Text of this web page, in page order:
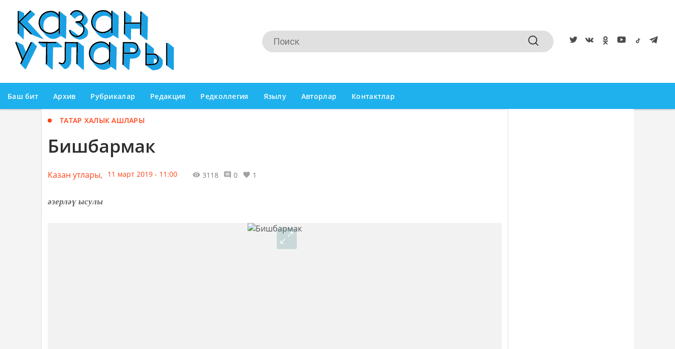
Баш бит Архив Рубрикалар Редакция Редколлегия Язылу Авторлар Контактлар
ТАТАР ХАЛЫК АШЛАРЫ
Бишбармак
Казан утлары, 11 март 2019 - 11:00 3118 0 1
әзерләү ысулы